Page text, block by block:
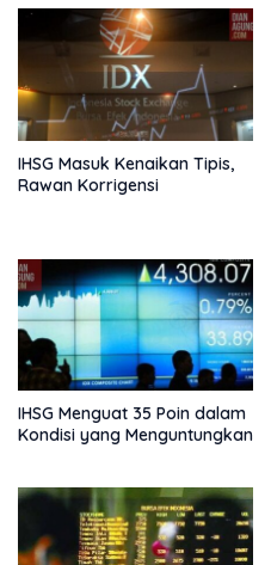
IHSG Masuk Kenaikan Tipis,
Rawan Korrigensi
IHSG Menguat 35 Poin dalam
Kondisi yang Menguntungkan